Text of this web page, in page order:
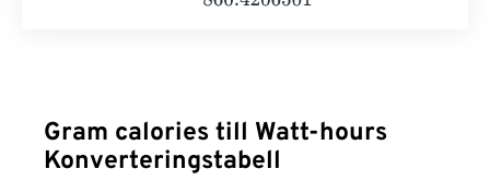
Gram calories till Watt-hours
Konverteringstabell